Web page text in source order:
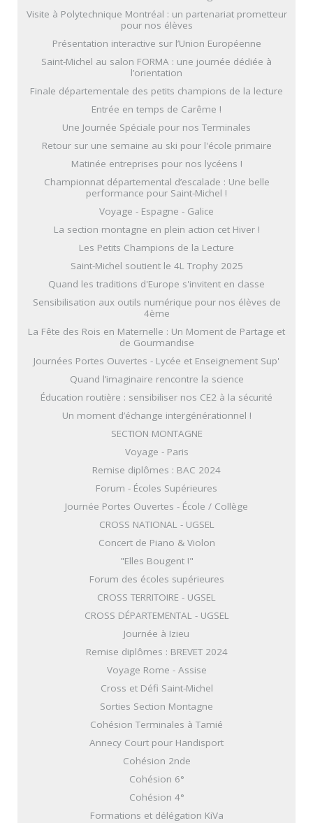
Visite à Polytechnique Montréal : un partenariat prometteur
pour nos élèves
Présentation interactive sur l’Union Européenne
Saint-Michel au salon FORMA : une journée dédiée à
l’orientation
Finale départementale des petits champions de la lecture
Entrée en temps de Carême !
Une Journée Spéciale pour nos Terminales
Retour sur une semaine au ski pour l'école primaire
Matinée entreprises pour nos lycéens !
Championnat départemental d’escalade : Une belle
performance pour Saint-Michel !
Voyage - Espagne - Galice
La section montagne en plein action cet Hiver !
Les Petits Champions de la Lecture
Saint-Michel soutient le 4L Trophy 2025
Quand les traditions d'Europe s'invitent en classe
Sensibilisation aux outils numérique pour nos élèves de
4ème
La Fête des Rois en Maternelle : Un Moment de Partage et
de Gourmandise
Journées Portes Ouvertes - Lycée et Enseignement Sup'
Quand l’imaginaire rencontre la science
Éducation routière : sensibiliser nos CE2 à la sécurité
Un moment d’échange intergénérationnel !
SECTION MONTAGNE
Voyage - Paris
Remise diplômes : BAC 2024
Forum - Écoles Supérieures
Journée Portes Ouvertes - École / Collège
CROSS NATIONAL - UGSEL
Concert de Piano & Violon
"Elles Bougent !"
Forum des écoles supérieures
CROSS TERRITOIRE - UGSEL
CROSS DÉPARTEMENTAL - UGSEL
Journée à Izieu
Remise diplômes : BREVET 2024
Voyage Rome - Assise
Cross et Défi Saint-Michel
Sorties Section Montagne
Cohésion Terminales à Tamié
Annecy Court pour Handisport
Cohésion 2nde
Cohésion 6°
Cohésion 4°
Formations et délégation KiVa